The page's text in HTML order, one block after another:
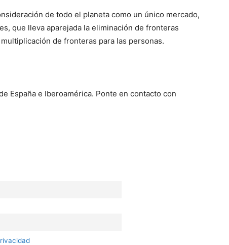
de todo el planeta como un único mercado,
que lleva aparejada la eliminación de fronteras
de fronteras para las personas.
España e Iberoamérica. Ponte en contacto con